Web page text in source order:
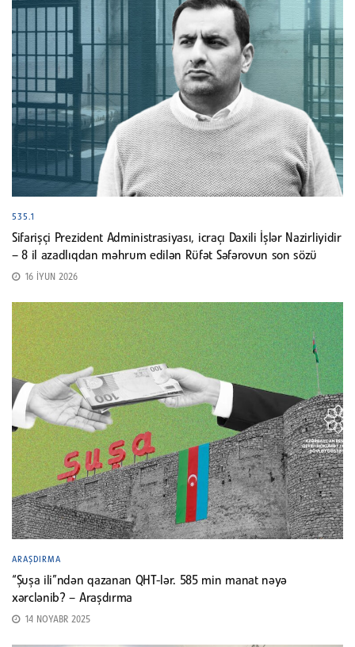
535.1
Sifarişçi Prezident Administrasiyası, icraçı Daxili İşlər Nazirliyidir
– 8 il azadlıqdan məhrum edilən Rüfət Səfərovun son sözü
16 İYUN 2026
ARAŞDIRMA
“Şuşa ili”ndən qazanan QHT-lər. 585 min manat nəyə
xərclənib? – Araşdırma
14 NOYABR 2025